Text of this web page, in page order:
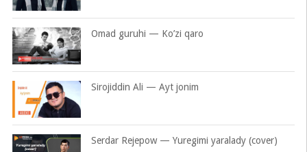
Omad guruhi — Ko’zi qaro
Sirojiddin Ali — Ayt jonim
Serdar Rejepow — Yuregimi yaralady (cover)